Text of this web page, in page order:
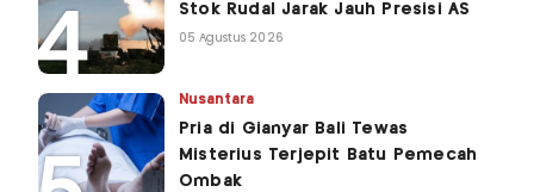
Stok Rudal Jarak Jauh Presisi AS
05 Agustus 2026
Nusantara
Pria di Gianyar Bali Tewas
Misterius Terjepit Batu Pemecah
Ombak